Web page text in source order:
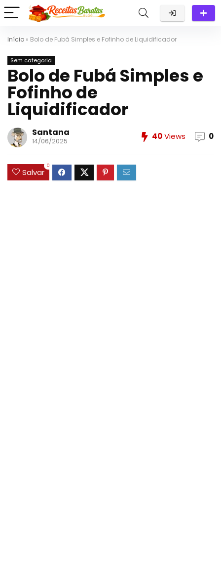
Início » Bolo de Fubá Simples e Fofinho de Liquidificador
Sem categoria
Bolo de Fubá Simples e
Fofinho de
Liquidificador
Santana
14/06/2025 40Views 0
Salvar
0